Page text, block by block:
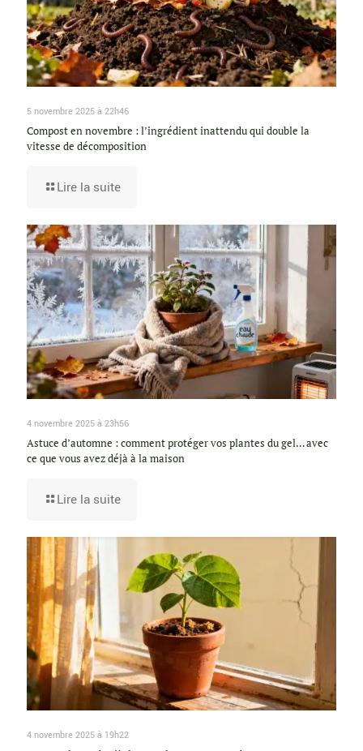
5 novembre 2025 à 22h46
Compost en novembre : l’ingrédient inattendu qui double la
vitesse de décomposition
Lire la suite
4 novembre 2025 à 23h56
Astuce d’automne : comment protéger vos plantes du gel… avec
ce que vous avez déjà à la maison
Lire la suite
4 novembre 2025 à 19h22